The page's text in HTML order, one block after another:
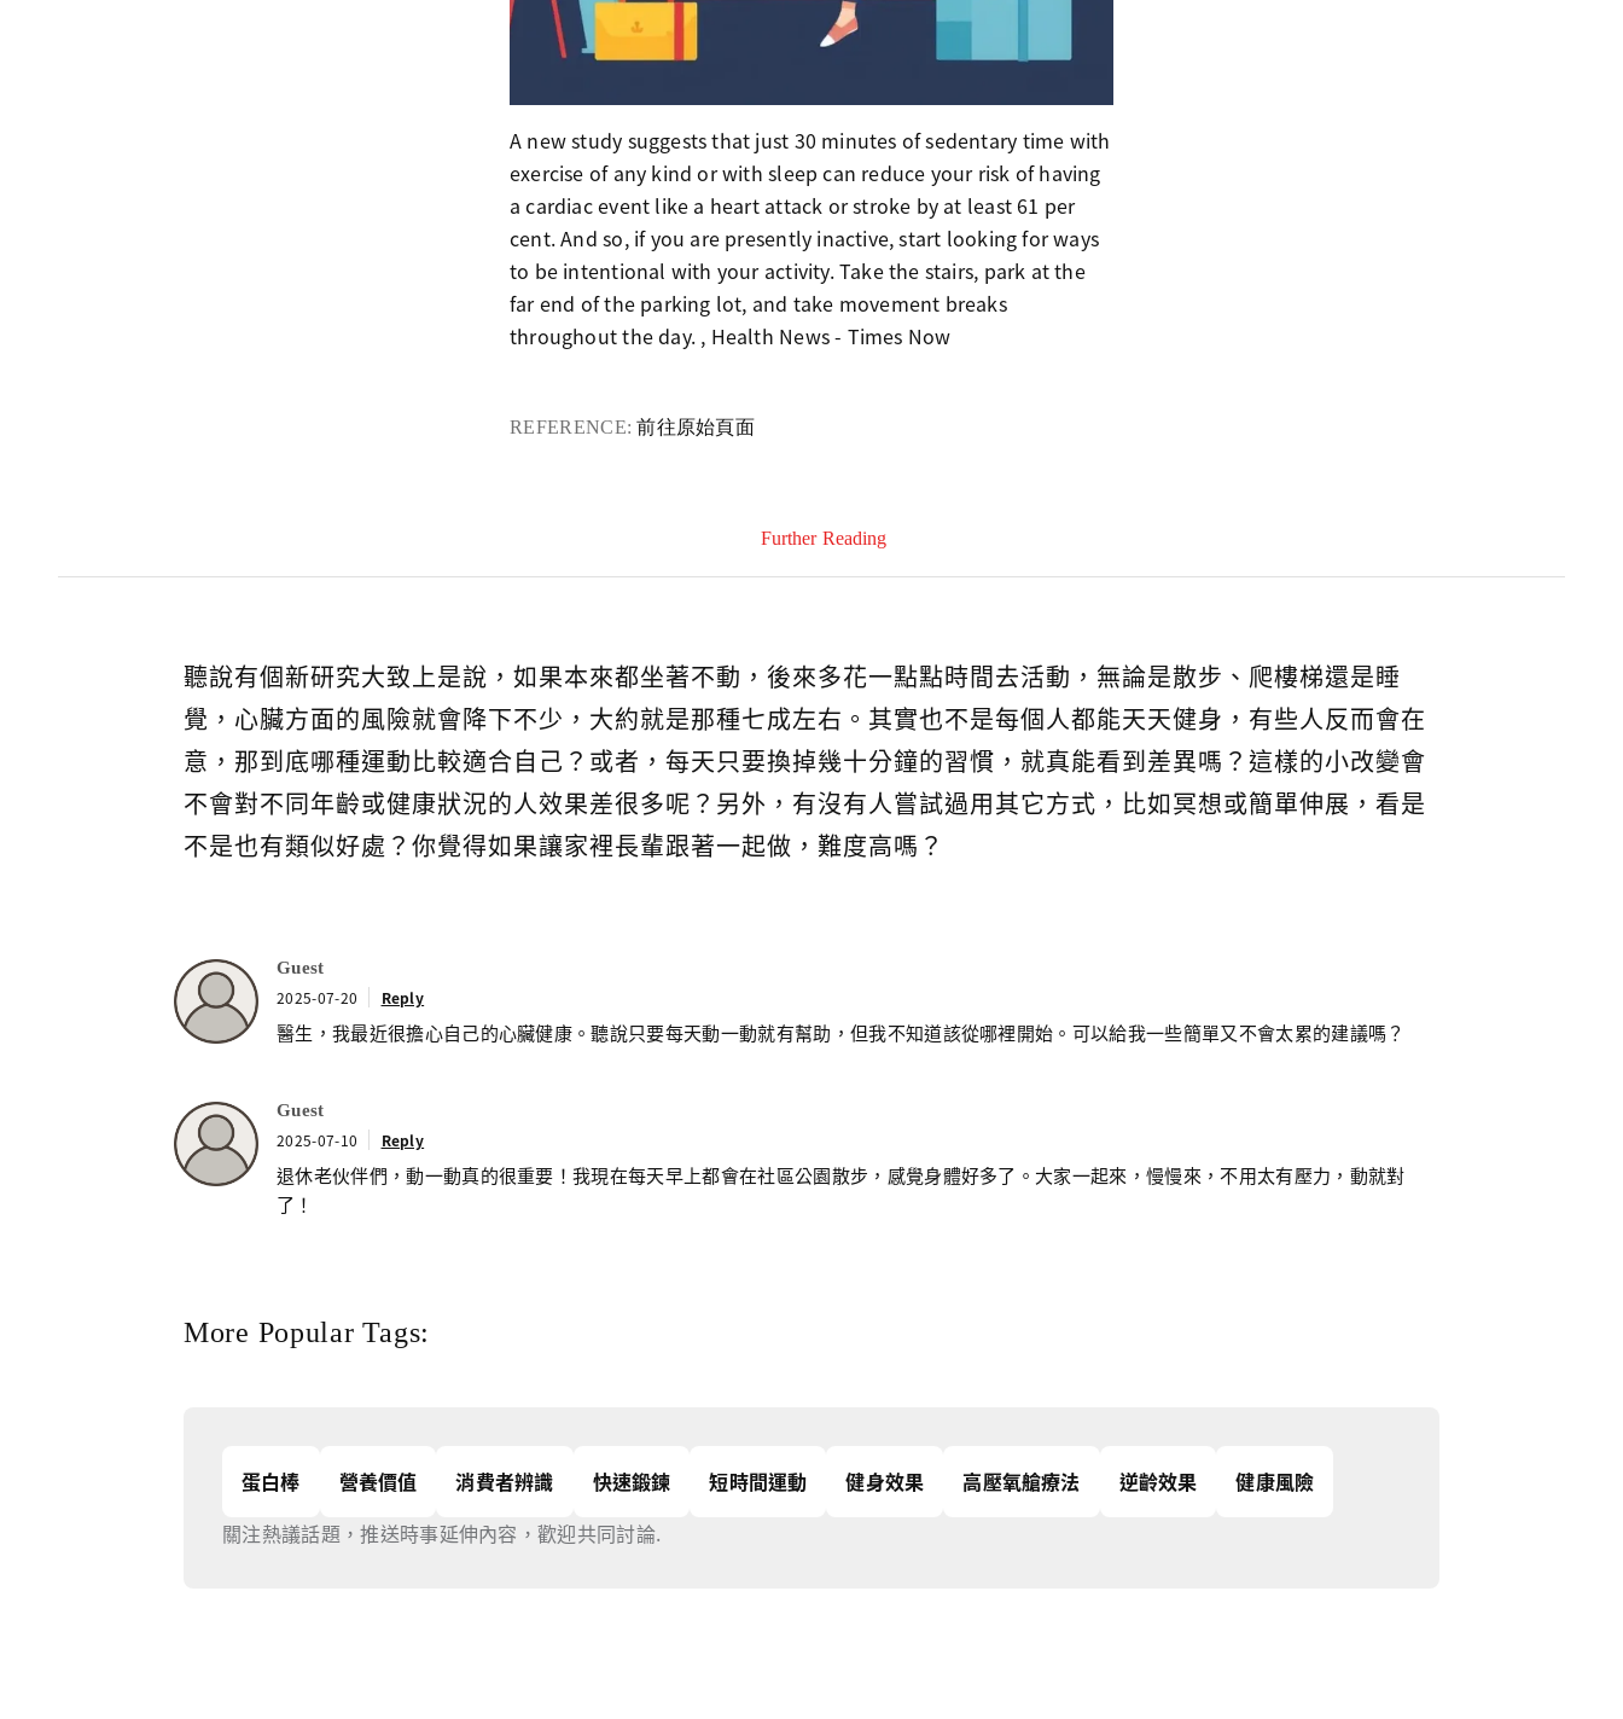
A new study suggests that just 30 minutes of sedentary time with
exercise of any kind or with sleep can reduce your risk of having
a cardiac event like a heart attack or stroke by at least 61 per
cent. And so, if you are presently inactive, start looking for ways
to be intentional with your activity. Take the stairs, park at the
far end of the parking lot, and take movement breaks
throughout the day. , Health News - Times Now
REFERENCE: 前往原始頁面
Further Reading
聽說有個新研究大致上是說，如果本來都坐著不動，後來多花一點點時間去活動，無論是散步、爬樓梯還是睡
覺，心臟方面的風險就會降下不少，大約就是那種七成左右。其實也不是每個人都能天天健身，有些人反而會在
意，那到底哪種運動比較適合自己？或者，每天只要換掉幾十分鐘的習慣，就真能看到差異嗎？這樣的小改變會
不會對不同年齡或健康狀況的人效果差很多呢？另外，有沒有人嘗試過用其它方式，比如冥想或簡單伸展，看是
不是也有類似好處？你覺得如果讓家裡長輩跟著一起做，難度高嗎？
Guest
2025-07-20 Reply
醫生，我最近很擔心自己的心臟健康。聽說只要每天動一動就有幫助，但我不知道該從哪裡開始。可以給我一些簡單又不會太累的建議嗎？
Guest
2025-07-10 Reply
退休老伙伴們，動一動真的很重要！我現在每天早上都會在社區公園散步，感覺身體好多了。大家一起來，慢慢來，不用太有壓力，動就對
了！
More Popular Tags:
蛋白棒 營養價值 消費者辨識 快速鍛鍊 短時間運動 健身效果 高壓氧艙療法 逆齡效果
健康風險
關注熱議話題，推送時事延伸內容，歡迎共同討論.